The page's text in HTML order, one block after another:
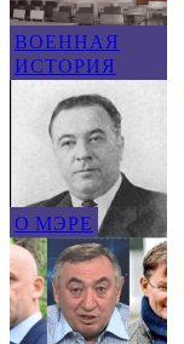
ВОЕННАЯ
ИСТОРИЯ
О МЭРЕ